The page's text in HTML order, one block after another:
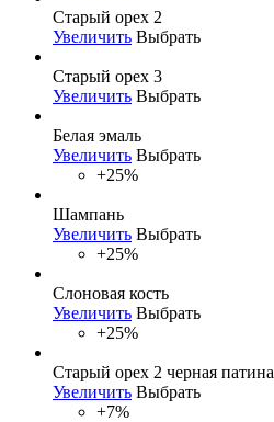
Старый орех 2
Увеличить Выбрать
Старый орех 3
Увеличить Выбрать
Белая эмаль
Увеличить Выбрать
+25%
Шампань
Увеличить Выбрать
+25%
Слоновая кость
Увеличить Выбрать
+25%
Старый орех 2 черная патина
Увеличить Выбрать
+7%